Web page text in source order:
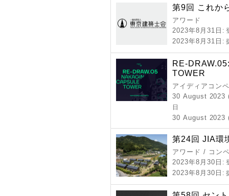
第9回 これか
アワード
2023年8月31日 :
2023年8月31日 :
RE-
TOWER
アイディアコン
30 August 2023
日
30 August 2023
第24回 JIA環
アワード / コン
2023年8月30日 :
2023年8月30日 :